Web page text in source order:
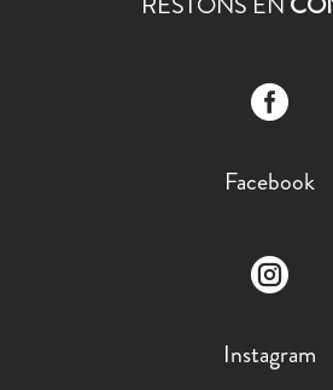

Facebook

Instagram